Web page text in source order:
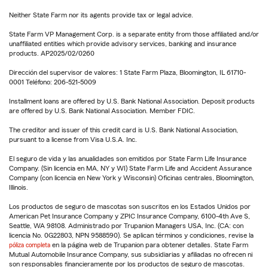
Neither State Farm nor its agents provide tax or legal advice.
State Farm VP Management Corp. is a separate entity from those affiliated and/or
unaffiliated entities which provide advisory services, banking and insurance
products. AP2025/02/0260
Dirección del supervisor de valores: 1 State Farm Plaza, Bloomington, IL 61710-
0001 Teléfono: 206-521-5009
Installment loans are offered by U.S. Bank National Association. Deposit products
are offered by U.S. Bank National Association. Member FDIC.
The creditor and issuer of this credit card is U.S. Bank National Association,
pursuant to a license from Visa U.S.A. Inc.
El seguro de vida y las anualidades son emitidos por State Farm Life Insurance
Company. (Sin licencia en MA, NY y WI) State Farm Life and Accident Assurance
Company (con licencia en New York y Wisconsin) Oficinas centrales, Bloomington,
Illinois.
Los productos de seguro de mascotas son suscritos en los Estados Unidos por
American Pet Insurance Company y ZPIC Insurance Company, 6100-4th Ave S,
Seattle, WA 98108. Administrado por Trupanion Managers USA, Inc. (CA: con
licencia No. 0G22803, NPN 9588590). Se aplican términos y condiciones, revise la
póliza completa en la página web de Trupanion para obtener detalles. State Farm
Mutual Automobile Insurance Company, sus subsidiarias y afiliadas no ofrecen ni
son responsables financieramente por los productos de seguro de mascotas.